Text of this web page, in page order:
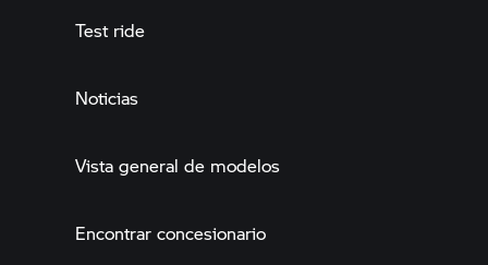
Test ride
Noticias
Vista general de modelos
Encontrar concesionario